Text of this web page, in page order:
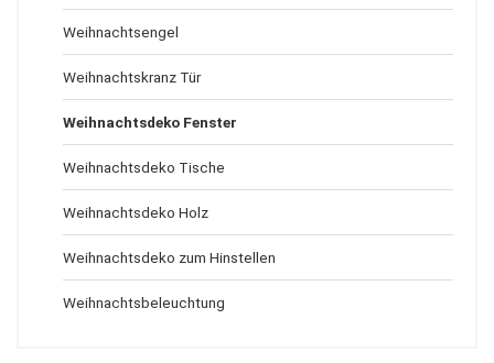
Weihnachtsengel
Weihnachtskranz Tür
Weihnachtsdeko Fenster
Weihnachtsdeko Tische
Weihnachtsdeko Holz
Weihnachtsdeko zum Hinstellen
Weihnachtsbeleuchtung